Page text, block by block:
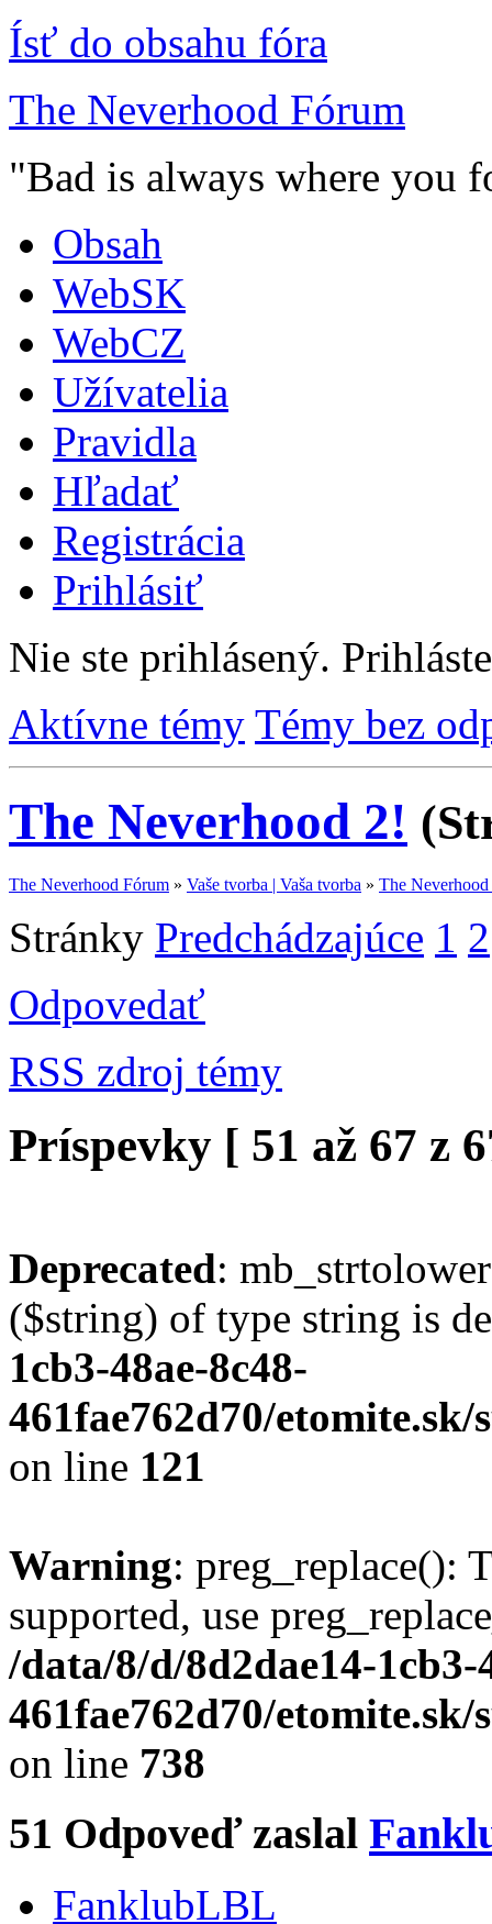
Ísť do obsahu fóra
The Neverhood Fórum
"Bad is always where you
Obsah
WebSK
WebCZ
Užívatelia
Pravidla
Hľadať
Registrácia
Prihlásiť
Nie ste prihlásený.
Aktívne témy Témy bez
The Neverhood 2!
The Neverhood Fórum » Vaše tvorba | Vaša tvorba » The
Stránky Predchádzajúce 1 2
Odpovedať
RSS zdroj témy
Príspevky [ 51 až 67 z
Deprecated:
($string) of type string is
1cb3-48ae-8c48-
461fae762d70/
on line 121
Warning: preg_replace():
supported, use
/data/8/d/8d2dae14-1cb3-
461fae762d70/
on line 738
51 Odpoveď zaslal
FanklubLBL